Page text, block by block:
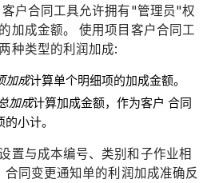
户合同工具允许拥有"管理员"权
加成金额。 使用项目客户合同工
种类型的利润加成:
加成计算单个明细项的加成金额。
加成计算加成金额，作为客户 合同
小计。
置与成本编号、类别和子作业相
同变更通知单的利润加成准确反